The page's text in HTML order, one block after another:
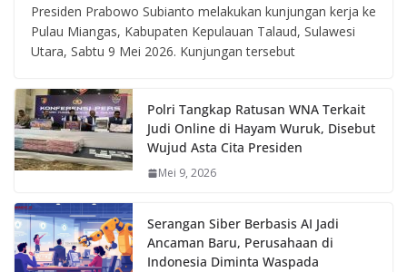
Presiden Prabowo Subianto melakukan kunjungan kerja ke
Pulau Miangas, Kabupaten Kepulauan Talaud, Sulawesi
Utara, Sabtu 9 Mei 2026. Kunjungan tersebut
Polri Tangkap Ratusan WNA Terkait
Judi Online di Hayam Wuruk, Disebut
Wujud Asta Cita Presiden
Mei 9, 2026
Serangan Siber Berbasis AI Jadi
Ancaman Baru, Perusahaan di
Indonesia Diminta Waspada